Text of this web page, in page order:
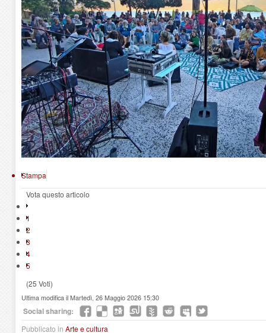
Stampa
Vota questo articolo
1
2
3
4
5
(25 Voti)
Ultima modifica il Martedì, 26 Maggio 2026 15:30
Social sharing:
Pubblicato in Arte e cultura